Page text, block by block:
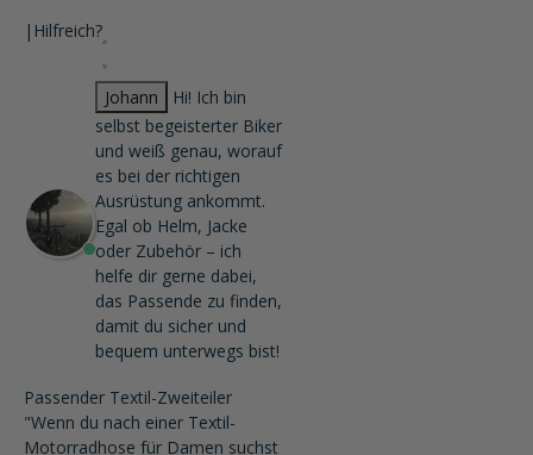
| Hilfreich?
Johann
Hi! Ich bin
selbst begeisterter Biker
und weiß genau, worauf
es bei der richtigen
Ausrüstung ankommt.
Egal ob Helm, Jacke
oder Zubehör – ich
helfe dir gerne dabei,
das Passende zu finden,
damit du sicher und
bequem unterwegs bist!
Passender Textil-Zweiteiler
"Wenn du nach einer Textil-
Motorradhose für Damen suchst